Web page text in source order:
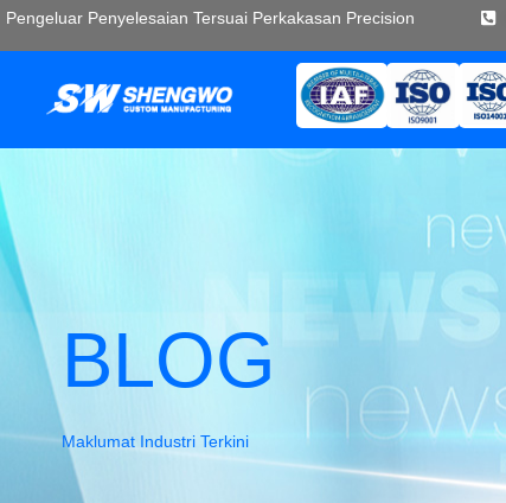
Pengeluar Penyelesaian Tersuai Perkakasan Precision
BLOG
Maklumat Industri Terkini